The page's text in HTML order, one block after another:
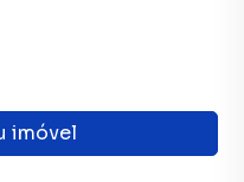
imóvel